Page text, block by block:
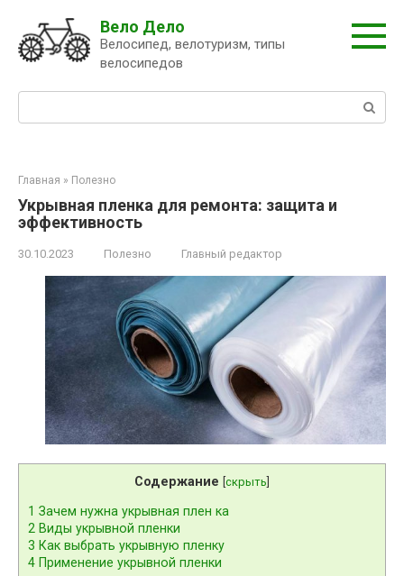
контенту
Вело Дело
Велосипед, велотуризм, типы
велосипедов
Главная » Полезно
Укрывная пленка для ремонта: защита и
эффективность
30.10.2023 Полезно Главный редактор
Содержание скрыть
1 Зачем нужна укрывная плен ка
2 Виды укрывной пленки
3 Как выбрать укрывную пленку
4 Применение укрывной пленки